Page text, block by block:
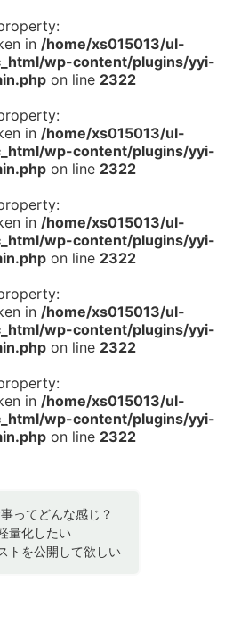
in /home/xs015013/ul-
wp-content/plugins/yyi-
on line 2322
in /home/xs015013/ul-
wp-content/plugins/yyi-
on line 2322
in /home/xs015013/ul-
wp-content/plugins/yyi-
on line 2322
in /home/xs015013/ul-
wp-content/plugins/yyi-
on line 2322
in /home/xs015013/ul-
wp-content/plugins/yyi-
on line 2322
ってどんな感じ？
量化したい
トを公開して欲しい